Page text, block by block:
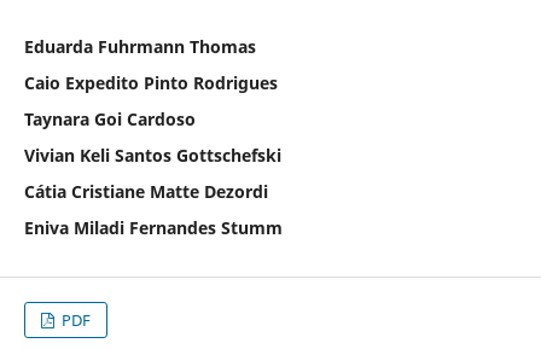
Eduarda Fuhrmann Thomas
Caio Expedito Pinto Rodrigues
Taynara Goi Cardoso
Vivian Keli Santos Gottschefski
Cátia Cristiane Matte Dezordi
Eniva Miladi Fernandes Stumm
PDF